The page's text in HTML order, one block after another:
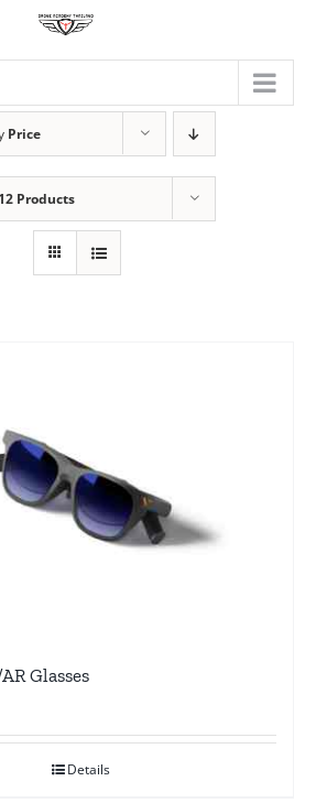
Price
12 Products
Glasses
Details